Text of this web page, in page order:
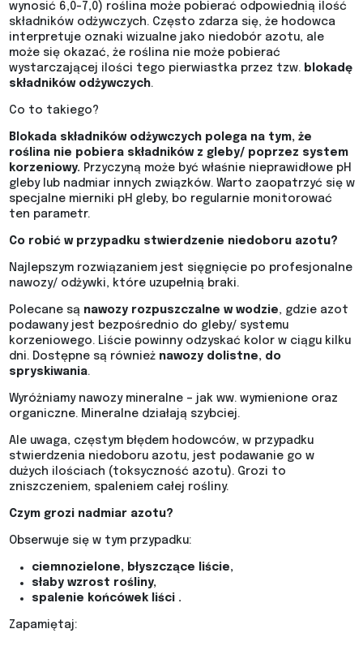
wynosić 6,0-7,0) roślina może pobierać odpowiednią ilość
składników odżywczych. Często zdarza się, że hodowca
interpretuje oznaki wizualne jako niedobór azotu, ale
może się okazać, że roślina nie może pobierać
wystarczającej ilości tego pierwiastka przez tzw. blokadę
składników odżywczych.
Co to takiego?
Blokada składników odżywczych polega na tym, że
roślina nie pobiera składników z gleby/ poprzez system
korzeniowy. Przyczyną może być właśnie nieprawidłowe pH
gleby lub nadmiar innych związków. Warto zaopatrzyć się w
specjalne mierniki pH gleby, bo regularnie monitorować
ten parametr.
Co robić w przypadku stwierdzenie niedoboru azotu?
Najlepszym rozwiązaniem jest sięgnięcie po profesjonalne
nawozy/ odżywki, które uzupełnią braki.
Polecane są nawozy rozpuszczalne w wodzie, gdzie azot
podawany jest bezpośrednio do gleby/ systemu
korzeniowego. Liście powinny odzyskać kolor w ciągu kilku
dni. Dostępne są również nawozy dolistne, do
spryskiwania.
Wyróżniamy nawozy mineralne – jak ww. wymienione oraz
organiczne. Mineralne działają szybciej.
Ale uwaga, częstym błędem hodowców, w przypadku
stwierdzenia niedoboru azotu, jest podawanie go w
dużych ilościach (toksyczność azotu). Grozi to
zniszczeniem, spaleniem całej rośliny.
Czym grozi nadmiar azotu?
Obserwuje się w tym przypadku:
ciemnozielone, błyszczące liście,
słaby wzrost rośliny,
spalenie końcówek liści .
Zapamiętaj: